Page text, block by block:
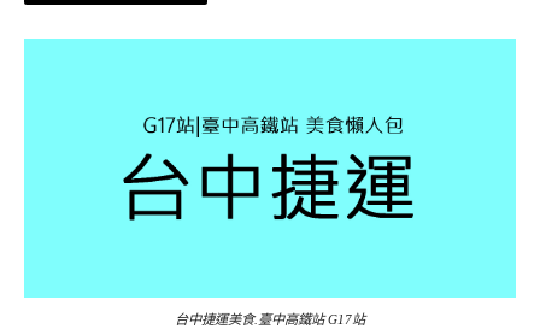
台中捷運美食.臺中高鐵站 G17站